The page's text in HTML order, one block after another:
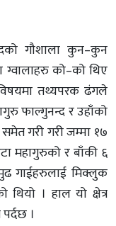
गौशाला कुन–कुन
ग्वालाहरु को–को थिए
तथ्यपरक ढंगले
फाल्गुनन्द र उहाँको
गरी गरी जम्मा १७
महागुरुको र बाँकी ६
गाईहरुलाई मिक्लुक
थियो । हाल यो क्षेत्र
।